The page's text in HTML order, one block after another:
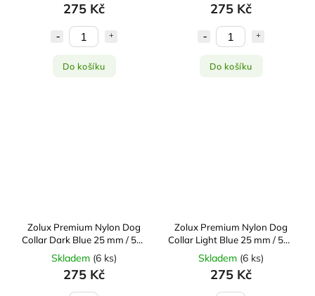
275 Kč
Do košíku
275 Kč
Do košíku
Zolux Premium Nylon Dog
Collar Dark Blue 25 mm / 50–
55 cm
Skladem (6 ks)
275 Kč
Zolux Premium Nylon Dog
Collar Light Blue 25 mm / 50–
55 cm
Skladem (6 ks)
275 Kč